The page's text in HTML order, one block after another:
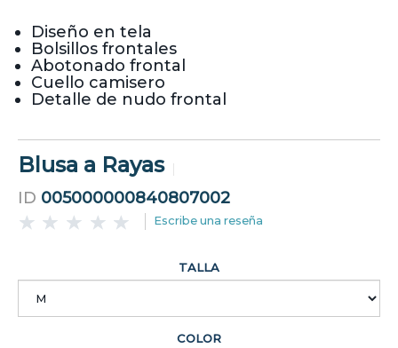
Diseño en tela
Bolsillos frontales
Abotonado frontal
Cuello camisero
Detalle de nudo frontal
Blusa a Rayas
ID 005000000840807002
Escribe una reseña
TALLA
COLOR